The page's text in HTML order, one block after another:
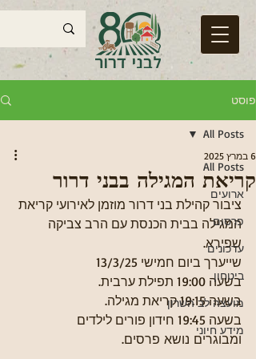
פוסט
All Posts
ארועים
פרסום
עדכונים
ביטחון
מועצה לב השרון
מידע חיוני
All Posts
קריאת המגילה בבני דרור
6 במרץ 2025
ציבור קהילת בני דרור מוזמן לאירועי קריאת
המגילה בבית הכנסת עם הרב צביקה
שפירא.
שייערך ביום חמישי 13/3/25
בשעה 19:00 תפילת ערבית.
בשעה 19:15 קריאת מגילה.
בשעה 19:45 חידון פורים לילדים
ומבוגרים נושא פרסים.